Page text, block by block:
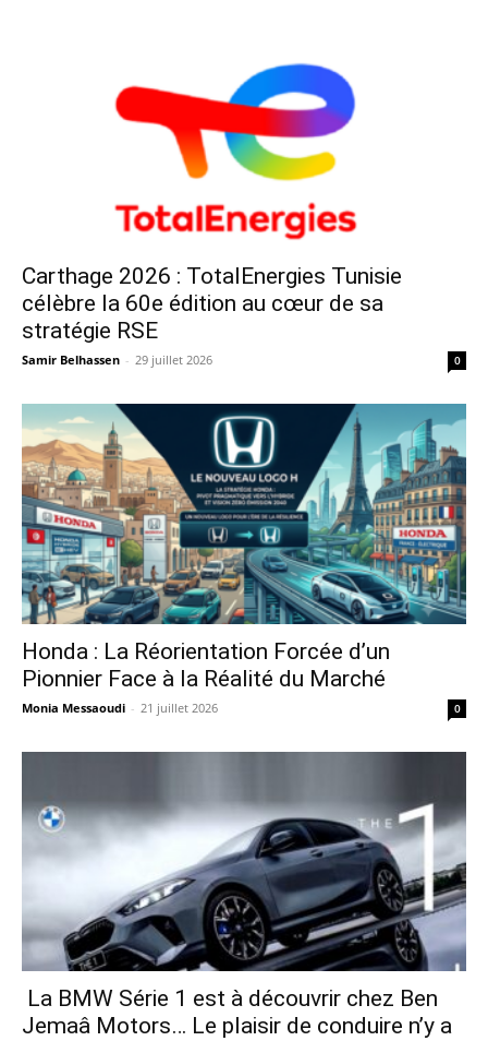
Carthage 2026 : TotalEnergies Tunisie
célèbre la 60e édition au cœur de sa
stratégie RSE
Samir Belhassen - 29 juillet 2026 0
Honda : La Réorientation Forcée d’un
Pionnier Face à la Réalité du Marché
Monia Messaoudi - 21 juillet 2026 0
La BMW Série 1 est à découvrir chez Ben
Jemaâ Motors… Le plaisir de conduire n’y a